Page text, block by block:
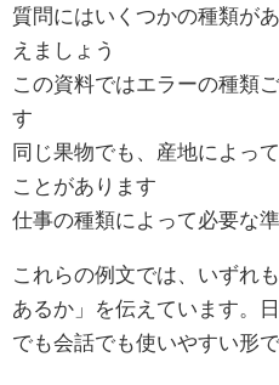
質問にはいくつかの種類が
えましょう
この資料ではエラーの種類
す
同じ果物でも、産地によっ
ことがあります
仕事の種類によって必要な
これらの例文では、いずれ
あるか」を伝えています。
でも会話でも使いやすい形で